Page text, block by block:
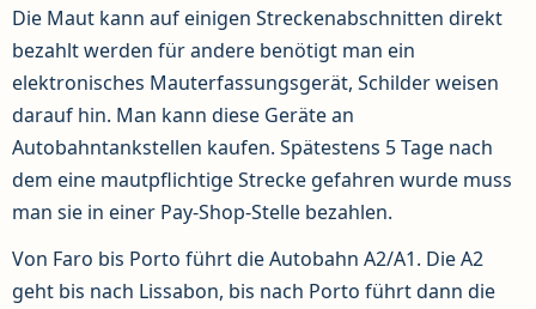
Die Maut kann auf einigen Streckenabschnitten direkt
bezahlt werden für andere benötigt man ein
elektronisches Mauterfassungsgerät, Schilder weisen
darauf hin. Man kann diese Geräte an
Autobahntankstellen kaufen. Spätestens 5 Tage nach
dem eine mautpflichtige Strecke gefahren wurde muss
man sie in einer Pay-Shop-Stelle bezahlen.
Von Faro bis Porto führt die Autobahn A2/A1. Die A2
geht bis nach Lissabon, bis nach Porto führt dann die